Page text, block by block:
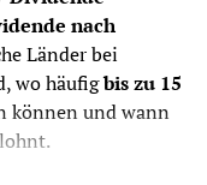
ist wichtig, ob
sauber
Beträge
nötige Unterlagen
nach
Länder bei
wo häufigbis zu 15
können und wann